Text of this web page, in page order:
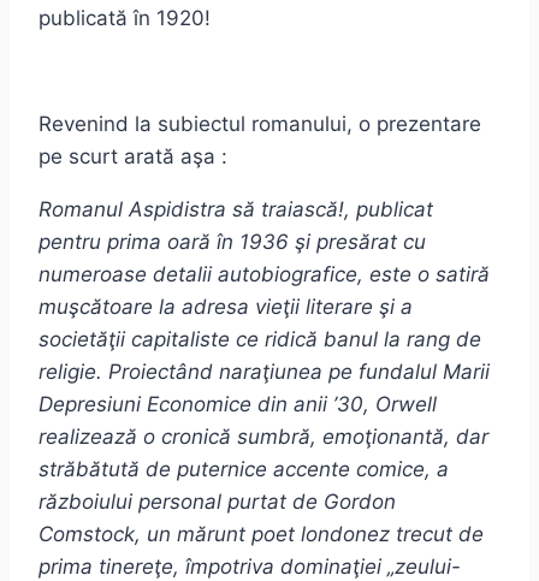
publicată în 1920!
Revenind la subiectul romanului, o prezentare
pe scurt arată aşa :
Romanul Aspidistra să traiască!, publicat
pentru prima oară în 1936 şi presărat cu
numeroase detalii autobiografice, este o satiră
muşcătoare la adresa vieţii literare şi a
societăţii capitaliste ce ridică banul la rang de
religie. Proiectând naraţiunea pe fundalul Marii
Depresiuni Economice din anii ’30, Orwell
realizează o cronică sumbră, emoţionantă, dar
străbătută de puternice accente comice, a
războiului personal purtat de Gordon
Comstock, un mărunt poet londonez trecut de
prima tinereţe, împotriva dominaţiei „zeului-